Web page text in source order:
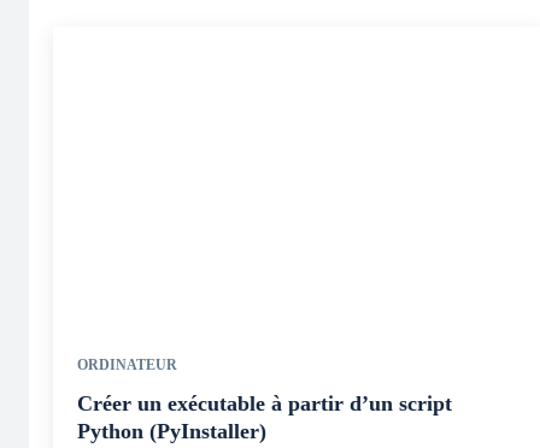
ORDINATEUR
Créer un exécutable à partir d’un script
Python (PyInstaller)